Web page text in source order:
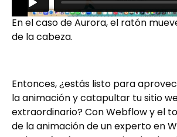
En el caso de Aurora, el ratón
de la cabeza.
Entonces, ¿estás listo para
la animación y catapultar tu sitio
extraordinario? Con Webflow y el
de la animación de un experto en